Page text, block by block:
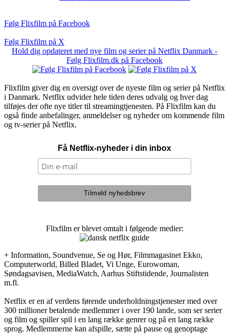
Følg Flixfilm på Facebook
Følg Flixfilm på X
Hold dig opdateret med nye film og serier på Netflix Danmark -
Følg Flixfilm.dk på Facebook
Flixfilm giver dig en oversigt over de nyeste film og serier på Netflix
i Danmark. Netflix udvider hele tiden deres udvalg og hver dag
tilføjes der ofte nye titler til streamingtjenesten. På Flixfilm kan du
også finde anbefalinger, anmeldelser og nyheder om kommende film
og tv-serier på Netflix.
Få Netflix-nyheder i din inbox
Flixfilm er blevet omtalt i følgende medier:
+ Information, Soundvenue, Se og Hør, Filmmagasinet Ekko,
Computerworld, Billed Bladet, Vi Unge, Eurowoman,
Søndagsavisen, MediaWatch, Aarhus Stiftstidende, Journalisten
m.fl.
Netflix er en af verdens førende underholdningstjenester med over
300 millioner betalende medlemmer i over 190 lande, som ser serier
og film og spiller spil i en lang række genrer og på en lang række
sprog. Medlemmerne kan afspille, sætte på pause og genoptage